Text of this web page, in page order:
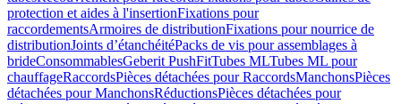
protection et aides à l'insertionFixations pour
raccordementsArmoires de distributionFixations pour nourrice de
distributionJoints d’étanchéitéPacks de vis pour assemblages à
brideConsommablesGeberit PushFitTubes MLTubes ML pour
chauffageRaccordsPièces détachées pour RaccordsManchonsPièces
détachées pour ManchonsRéductionsPièces détachées pour